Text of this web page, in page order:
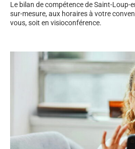
Le bilan de compétence de Saint-Loup-
sur-mesure, aux horaires à votre
vous, soit en visioconférence.